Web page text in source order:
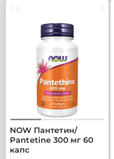
0
NOW Пантетин/
Pantetine 300 мг 60
капс